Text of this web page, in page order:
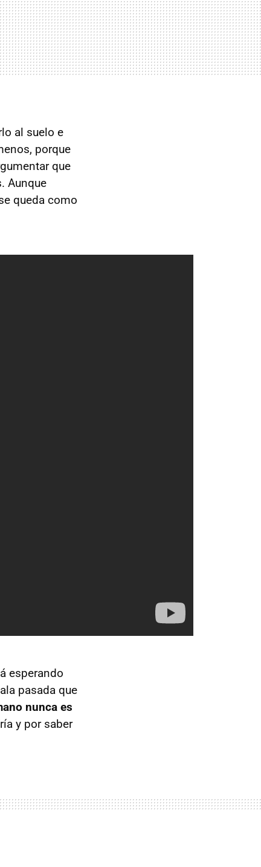
al suelo e
porque
que
Aunque
queda como
esperando
pasada que
nunca es
y por saber